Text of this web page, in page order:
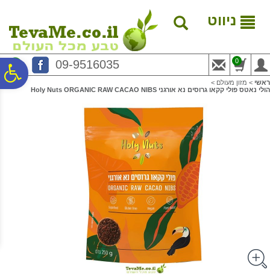
נגישות
המרכזי
ניווט
09-9516035 0
ראשי > מזון מעולם >
הולי נאטס פולי קקאו גרוסים נא אורגני Holy Nuts ORGANIC RAW CACAO NIBS